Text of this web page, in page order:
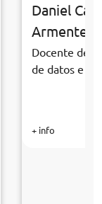
Daniel
Docente de
de datos e
+ info